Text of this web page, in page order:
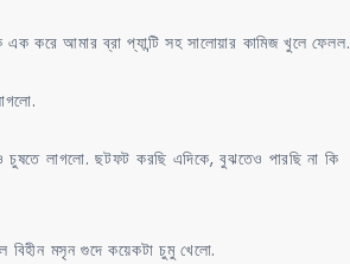
করে আমার ব্রা প্যান্টি সহ সালোয়ার কামিজ খুলে ফেলল.
চুষতে লাগলো. ছটফট করছি এদিকে, বুঝতেও পারছি না কি
বিহীন মসৃন গুদে কয়েকটা চুমু খেলো.